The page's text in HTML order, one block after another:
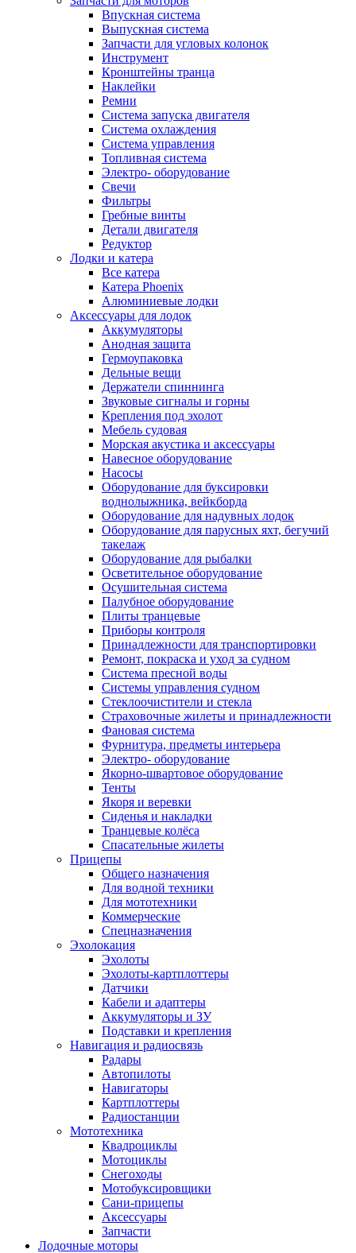
Впускная система
Выпускная система
Запчасти для угловых колонок
Инструмент
Кронштейны транца
Наклейки
Ремни
Система запуска двигателя
Система охлаждения
Система управления
Топливная система
Электро- оборудование
Свечи
Фильтры
Гребные винты
Детали двигателя
Редуктор
Лодки и катера
Все катера
Катера Phoenix
Алюминиевые лодки
Аксессуары для лодок
Аккумуляторы
Анодная защита
Гермоупаковка
Дельные вещи
Держатели спиннинга
Звуковые сигналы и горны
Крепления под эхолот
Мебель судовая
Морская акустика и аксессуары
Навесное оборудование
Насосы
Оборудование для буксировки
воднолыжника, вейкборда
Оборудование для надувных лодок
Оборудование для парусных яхт, бегучий
такелаж
Оборудование для рыбалки
Осветительное оборудование
Осушительная система
Палубное оборудование
Плиты транцевые
Приборы контроля
Принадлежности для транспортировки
Ремонт, покраска и уход за судном
Система пресной воды
Системы управления судном
Стеклоочистители и стекла
Страховочные жилеты и принадлежности
Фановая система
Фурнитура, предметы интерьера
Электро- оборудование
Якорно-швартовое оборудование
Тенты
Якоря и веревки
Сиденья и накладки
Транцевые колёса
Спасательные жилеты
Прицепы
Общего назначения
Для водной техники
Для мототехники
Коммерческие
Спецназначения
Эхолокация
Эхолоты
Эхолоты-картплоттеры
Датчики
Кабели и адаптеры
Аккумуляторы и ЗУ
Подставки и крепления
Навигация и радиосвязь
Радары
Автопилоты
Навигаторы
Картплоттеры
Радиостанции
Мототехника
Квадроциклы
Мотоциклы
Снегоходы
Мотобуксировщики
Сани-прицепы
Аксессуары
Запчасти
Лодочные моторы